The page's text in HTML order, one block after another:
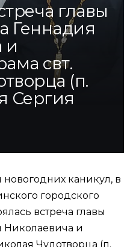
главы
Геннадия
и
свт.
(п.
Сергия
каникул, в
городского
встреча главы
Николаевича и
Чудотворца (п.